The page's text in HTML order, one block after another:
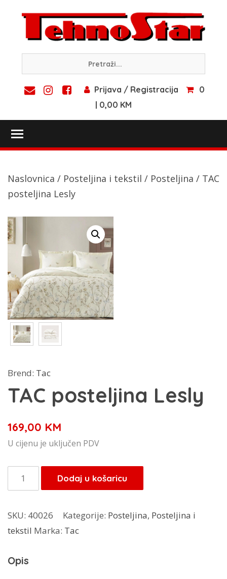
content
Prijava / Registracija
0
| 0,00 KM
Naslovnica / Posteljina i tekstil / Posteljina / TAC
posteljina Lesly
Brend: Tac
TAC posteljina Lesly
169,00 KM
U cijenu je uključen PDV
TAC
posteljina
količina
Dodaj u košaricu
SKU: 40026 Kategorije: Posteljina, Posteljina i
tekstil Marka: Tac
Opis